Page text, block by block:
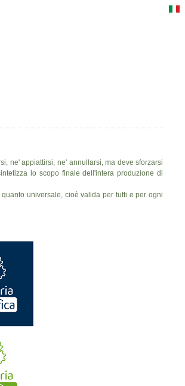
ne' appiattirsi, ne' annullarsi, ma deve sforzarsi
lo scopo finale dell'intera produzione di
universale, cioè valida per tutti e per ogni